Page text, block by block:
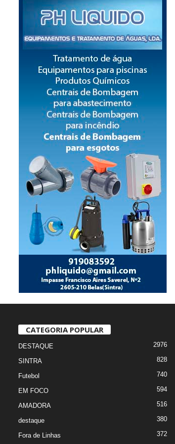
CATEGORIA POPULAR
DESTAQUE 2976
SINTRA 828
Futebol 740
EM FOCO 594
AMADORA 516
destaque 380
Fora de Linhas 372